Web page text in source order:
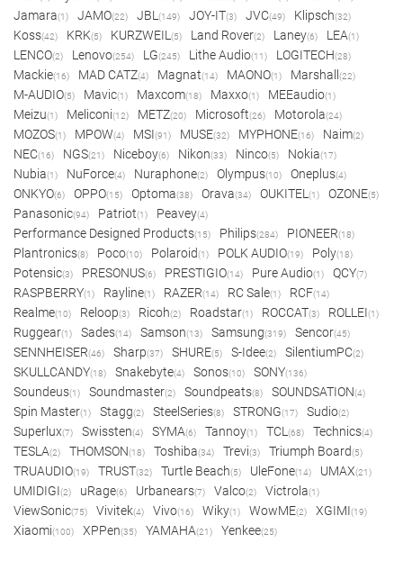
Jamara(1) JAMO(22) JBL (149) JOY-IT(3) JVC(49) Klipsch(32)
Koss(42) KRK(5) KURZWEIL (5) Land Rover(2) Laney(6) LEA(1)
LENCO(2) Lenovo(254) LG(245) Lithe Audio(11) LOGITECH(28)
Mackie(16) MAD CATZ(4) Magnat(14) MAONO(1) Marshall (22)
M-AUDIO(5) Mavic(1) Maxcom(18) Maxxo(1) MEEaudio(1)
Meizu(1) Meliconi(12) METZ(20) Microsoft(26) Motorola(24)
MOZOS(1) MPOW(4) MSI(91) MUSE(32) MYPHONE(16) Naim(2)
NEC(16) NGS(21) Niceboy(6) Nikon(33) Ninco(5) Nokia(17)
Nubia(1) NuForce(4) Nuraphone(2) Olympus(10) Oneplus(4)
ONKYO(6) OPPO(15) Optoma(38) Orava(34) OUKITEL (1) OZONE(5)
Panasonic(94) Patriot(1) Peavey(4)
Performance Designed Products(15) Philips(284) PIONEER(18)
Plantronics(8) Poco(10) Polaroid(1) POLK AUDIO(19) Poly(18)
Potensic(3) PRESONUS(6) PRESTIGIO(14) Pure Audio(1) QCY(7)
RASPBERRY(1) Rayline(1) RAZER(14) RC Sale(1) RCF(14)
Realme(10) Reloop(3) Ricoh(2) Roadstar(1) ROCCAT(3) ROLLEI(1)
Ruggear(1) Sades(14) Samson(13) Samsung(319) Sencor(45)
SENNHEISER(46) Sharp(37) SHURE(5) S-Idee(2) SilentiumPC(2)
SKULLCANDY(18) Snakebyte(4) Sonos(10) SONY(136)
Soundeus(1) Soundmaster(2) Soundpeats(8) SOUNDSATION(4)
Spin Master(1) Stagg(2) SteelSeries(8) STRONG(17) Sudio(2)
Superlux(7) Swissten(4) SYMA(6) Tannoy(1) TCL (68) Technics(4)
TESLA(2) THOMSON(18) Toshiba(34) Trevi(3) Triumph Board(5)
TRUAUDIO(19) TRUST(32) Turtle Beach(5) UleFone(14) UMAX(21)
UMIDIGI(2) uRage(6) Urbanears(7) Valco(2) Victrola(1)
ViewSonic(75) Vivitek(4) Vivo(16) Wiky(1) WowME(2) XGIMI(19)
Xiaomi(100) XPPen(35) YAMAHA(21) Yenkee(25)